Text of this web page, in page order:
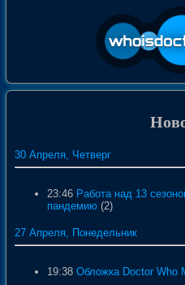
30 Апреля, Четверг
23:46 Работа над 13
пандемию (2)
27 Апреля, Понедельник
19:38 Обложка Doctor Who